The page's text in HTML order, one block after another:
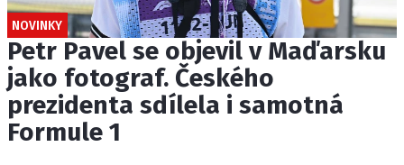
NOVINKY
Petr Pavel se objevil v Maďarsku
jako fotograf. Českého
prezidenta sdílela i samotná
Formule 1